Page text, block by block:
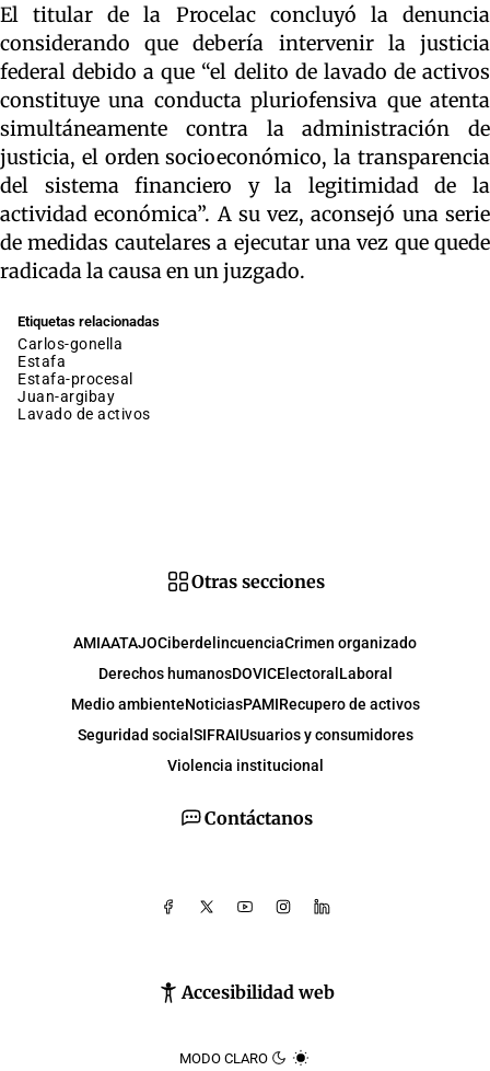
El titular de la Procelac concluyó la denuncia
considerando que debería intervenir la justicia
federal debido a que “el delito de lavado de activos
constituye una conducta pluriofensiva que atenta
simultáneamente contra la administración de
justicia, el orden socioeconómico, la transparencia
del sistema financiero y la legitimidad de la
actividad económica”. A su vez, aconsejó una serie
de medidas cautelares a ejecutar una vez que quede
radicada la causa en un juzgado.
Etiquetas relacionadas
carlos-gonella
estafa
estafa-procesal
juan-argibay
lavado de activos
Contáctanos
Accesibilidad web
MODO CLARO
Otras secciones
AMIAATAJOCiberdelincuenciaCrimen organizado
Derechos humanosDOVICElectoral Laboral
Medio ambienteNoticiasPAMIRecupero de activos
Seguridad social SIFRAIUsuarios y consumidores
Violencia institucional